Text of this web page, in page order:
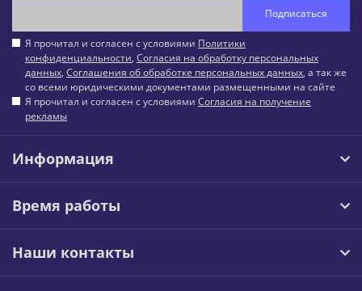
Подписаться
Я прочитал и согласен с условиями Политики
конфиденциальности, Согласия на обработку персональных
данных, Соглашения об обработке персональных данных, а так же
со всеми юридическими документами размещенными на сайте
Я прочитал и согласен с условиями Согласия на получение
рекламы
Информация
Время работы
Наши контакты